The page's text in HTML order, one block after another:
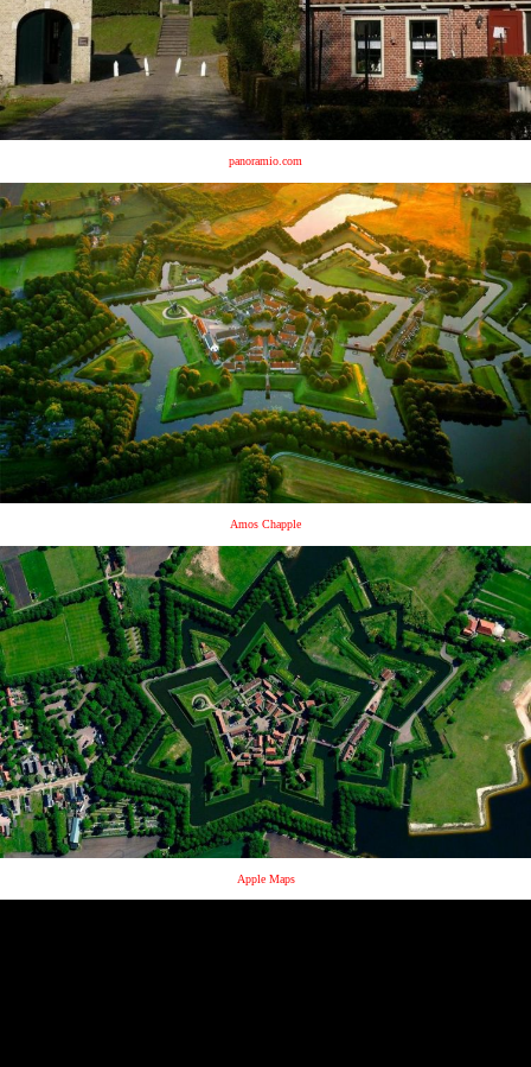
panoramio.com
Amos Chapple
Apple Maps